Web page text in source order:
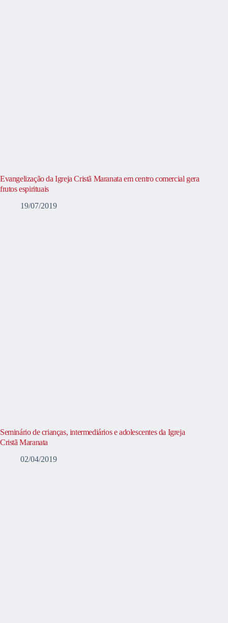
Evangelização da Igreja Cristã Maranata em centro comercial gera
frutos espirituais
19/07/2019
Seminário de crianças, intermediários e adolescentes da Igreja
Cristã Maranata
02/04/2019